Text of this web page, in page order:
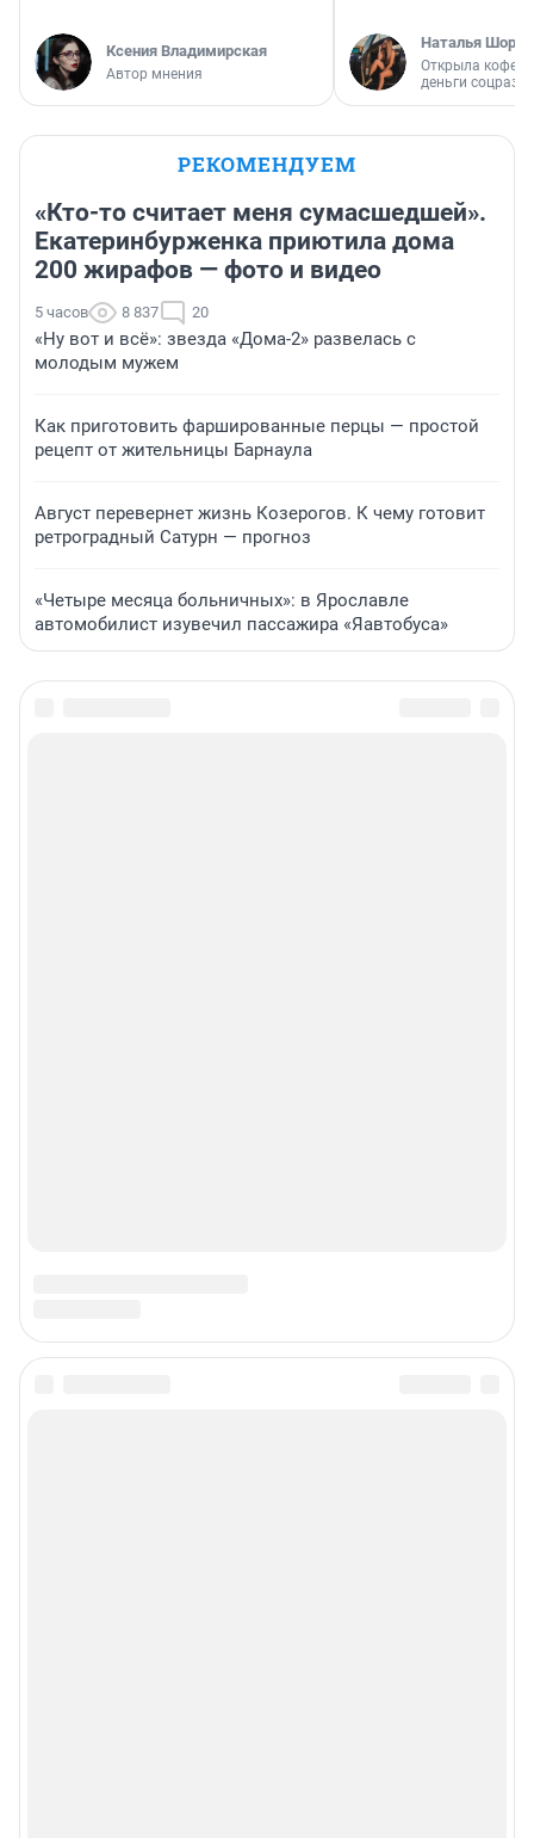
Ксения Владимирская
Автор мнения
Наталья
Открыла
деньги
РЕКОМЕНДУЕМ
«Кто-то считает меня сумасшедшей».
Екатеринбурженка приютила дома
200 жирафов — фото и видео
5 часов 8 837 20
«Ну вот и всё»: звезда «Дома-2» развелась с
молодым мужем
Как приготовить фаршированные перцы — простой
рецепт от жительницы Барнаула
Август перевернет жизнь Козерогов. К чему готовит
ретроградный Сатурн — прогноз
«Четыре месяца больничных»: в Ярославле
автомобилист изувечил пассажира «Яавтобуса»